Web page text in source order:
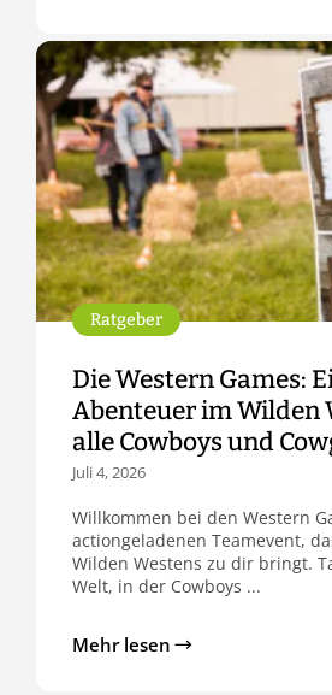
Ratgeber
Die Western Games:
Abenteuer im Wilden
alle Cowboys und
Juli 4, 2026
Willkommen bei den Western
actiongeladenen Teamevent,
Wilden Westens zu dir bringt.
Welt, in der Cowboys ...
Mehr lesen